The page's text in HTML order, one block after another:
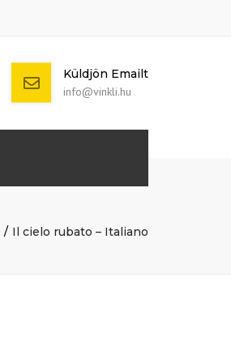
Küldjön Emailt
info@vinkli.hu
Il cielo rubato – Italiano